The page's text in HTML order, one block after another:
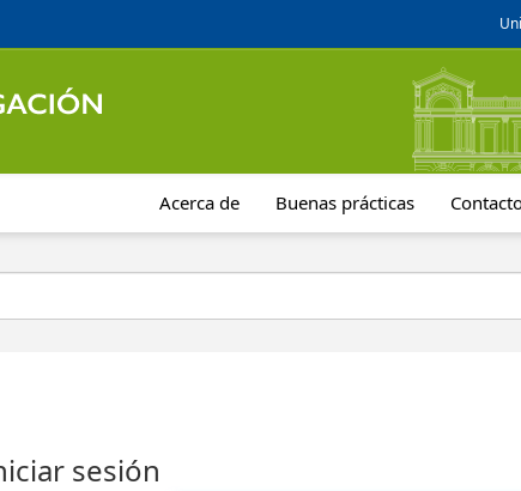
Acerca de Buenas prácticas
sesión